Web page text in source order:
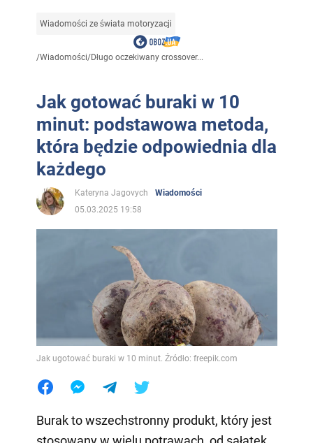
Wiadomości ze świata motoryzacji
/Wiadomości/Długo oczekiwany crossover...
Jak gotować buraki w 10
minut: podstawowa metoda,
która będzie odpowiednia dla
każdego
Kateryna Jagovych
Wiadomości
05.03.2025 19:58
Jak ugotować buraki w 10 minut. Źródło: freepik.com
Burak to wszechstronny produkt, który jest